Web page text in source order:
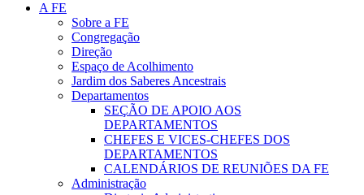
A FE
Sobre a FE
Congregação
Direção
Espaço de Acolhimento
Jardim dos Saberes Ancestrais
Departamentos
SEÇÃO DE APOIO AOS
DEPARTAMENTOS
CHEFES E VICES-CHEFES DOS
DEPARTAMENTOS
CALENDÁRIOS DE REUNIÕES DA FE
Administração